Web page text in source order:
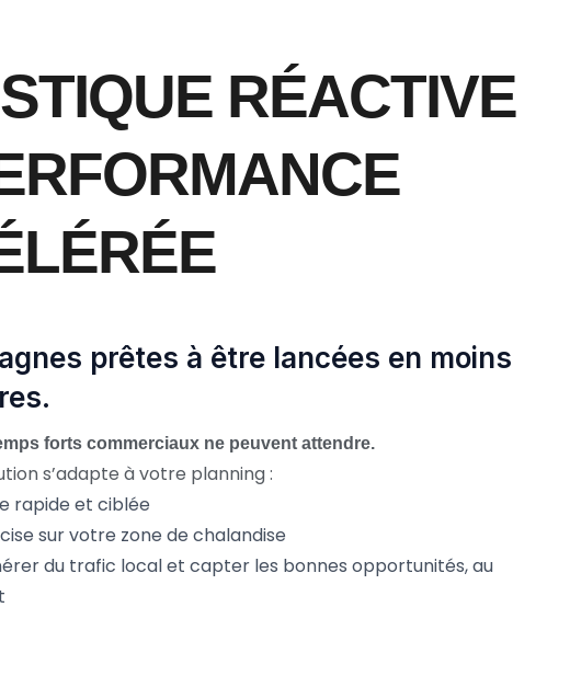
RÉACTIVE
prêtes à être lancées en moins
forts commerciaux ne peuvent attendre.
s’adapte à votre planning :
rapide et ciblée
sur votre zone de chalandise
du trafic local et capter les bonnes opportunités, au